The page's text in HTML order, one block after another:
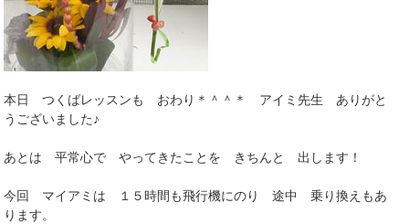
本日 つくばレッスンも おわり＊＾＾＊ アイミ先生 ありがと
うございました♪
あとは 平常心で やってきたことを きちんと 出します！
今回 マイアミは １５時間も飛行機にのり 途中 乗り換えもあ
ります。